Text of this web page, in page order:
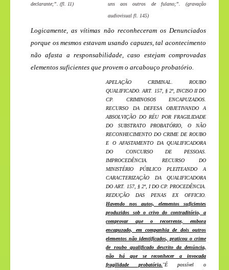
declarante;”. (fl. 11) uns aos outros de fulano;”. (gravação
audiovisual fl. 145)
Logicamente, as vítimas não reconheceram os Denunciados
porque os mesmos estavam usando capuzes, tal acontecimento
não afasta a responsabilidade, caso estejam comprovadas
elementos suficientes que provem o arcabouço probatório.
APELAÇÃO CRIMINAL. ROUBO
QUALIFICADO. ART. 157, § 2º, INCISO II DO
CP. CRIMINOSOS ENCAPUZADOS.
RECURSO DA DEFESA OBJETIVANDO A
ABSOLVIÇÃO DO RÉU POR FRAGILIDADE
DO SUBSTRATO PROBATÓRIO, O NÃO
RECONHECIMENTO DO CRIME DE ROUBO
E O AFASTAMENTO DA QUALIFICADORA
DO CONCURSO DE PESSOAS.
IMPROCEDÊNCIA. RECURSO DO
MINISTÉRIO PÚBLICO PLEITEANDO A
CARACTERIZAÇÃO DA QUALIFICADORA
DO ART. 157, § 2º, I DO CP. PROCEDÊNCIA.
REDUÇÃO DAS PENAS EX OFFICIO.
Havendo nos autos, elementos suficientes
produzidos sob o crivo do contraditório, a
comprovar que o recorrente, embora
encapuzado, em companhia de dois outros
elementos não identificados, praticou o crime
de roubo qualificado descrito da denúncia,
não há que se reconhecer a invocada
fragilidade probatória."É possível o